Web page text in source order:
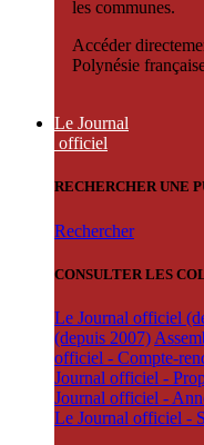
les communes.
Accéder
Polynésie
Le Journal
officiel
RECHERCHER UNE
Rechercher
CONSULTER LES
Le Journal officiel
(depuis 2007)
officiel - Compte-
Journal officiel -
Journal officiel -
Le Journal officiel -